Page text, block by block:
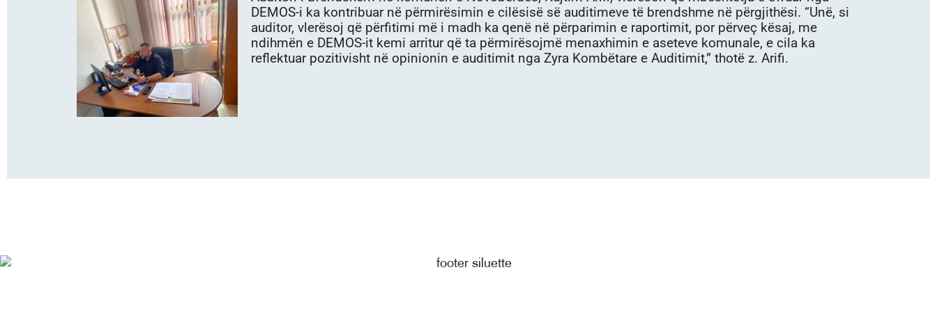
DEMOS-i ka kontribuar në përmirësimin e cilësisë së auditimeve të brendshme në përgjithësi. “Unë, si
auditor, vlerësoj që përfitimi më i madh ka qenë në përparimin e raportimit, por përveç kësaj, me
ndihmën e DEMOS-it kemi arritur që ta përmirësojmë menaxhimin e aseteve komunale, e cila ka
reflektuar pozitivisht në opinionin e auditimit nga Zyra Kombëtare e Auditimit,” thotë z. Arifi.